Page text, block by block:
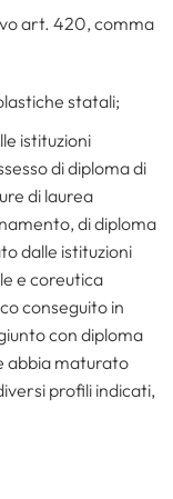
art. 420, comma
statali;
istituzioni
di diploma di
di laurea
di diploma
dalle istituzioni
e coreutica
conseguito in
con diploma
abbia maturato
profili indicati,